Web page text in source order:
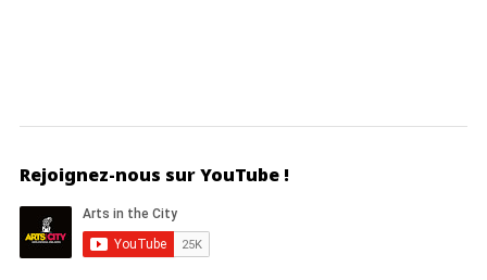
Rejoignez-nous sur YouTube !